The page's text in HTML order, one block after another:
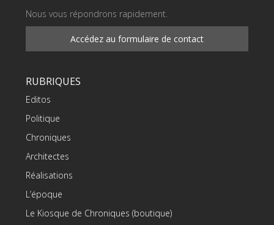
Nous vous répondrons rapidement.
Accédez au formulaire de contact
RUBRIQUES
Editos
Politique
Chroniques
Architectes
Réalisations
L’époque
Le Kiosque de Chroniques (boutique)